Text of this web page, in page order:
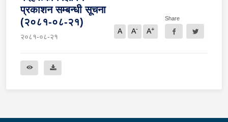
प्रकाशन सम्बन्धी सूचना
(२०८१-०८-२१)
२०८१-०८-२१
A A- A+
Share